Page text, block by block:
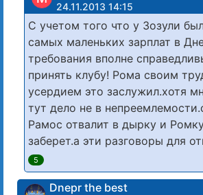
24.11.2013 14:15
С учетом того что у Зозули
самых маленьких зарплат в
требования вполне
принять клубу! Рома своим
усердием это заслужил.хотя
тут дело не в
Рамос отвалит в дырку и
заберет.а эти разговоры для
5
Dnepr the best